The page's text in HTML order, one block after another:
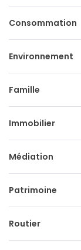
Consommation
Environnement
Famille
Immobilier
Médiation
Patrimoine
Routier